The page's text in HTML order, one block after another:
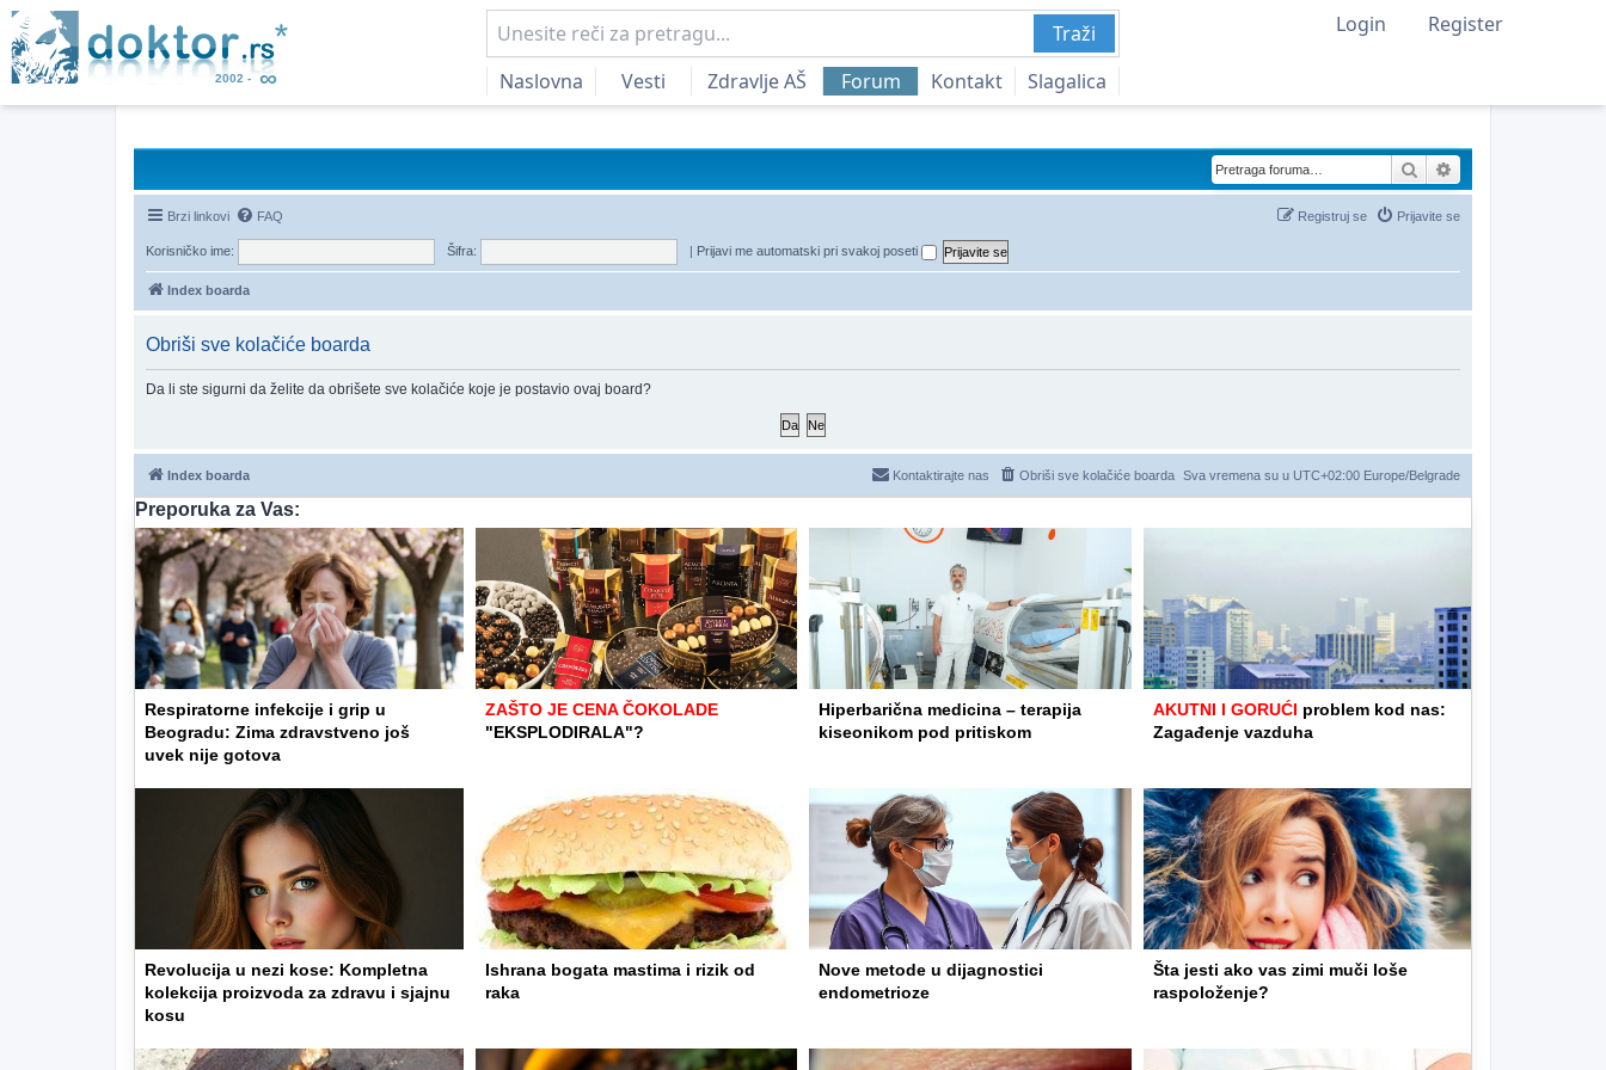
Traži
Naslovna
Vesti Zdravlje AŠ Forum Kontakt Slagalica
Login Register
Pretraga
Brzi linkovi FAQ Prijavite se
Registruj se
Korisničko ime: Šifra: | Prijavi me automatski pri svakoj poseti
Index boarda
Obriši sve kolačiće boarda
Da li ste sigurni da želite da obrišete sve kolačiće koje je postavio ovaj board?
Index boarda Sva vremena su u UTC+02:00 Europe/Belgrade
Obriši sve kolačiće boarda
Kontaktirajte nas
Preporuka za Vas:
Respiratorne infekcije i grip u
Beogradu: Zima zdravstveno još
uvek nije gotova
ZAŠTO JE CENA ČOKOLADE
"EKSPLODIRALA"?
Hiperbarična medicina – terapija
kiseonikom pod pritiskom
AKUTNI I GORUĆI problem kod nas:
Zagađenje vazduha
Revolucija u nezi kose: Kompletna
kolekcija proizvoda za zdravu i sjajnu
kosu
Ishrana bogata mastima i rizik od
raka
Nove metode u dijagnostici
endometrioze
Šta jesti ako vas zimi muči loše
raspoloženje?